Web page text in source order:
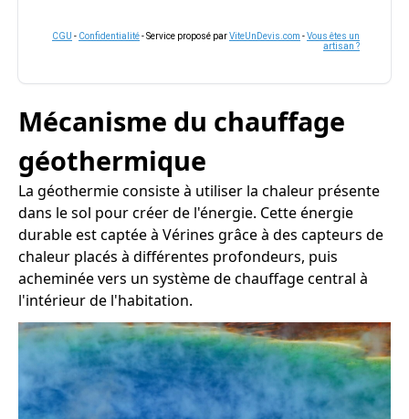
CGU - Confidentialité- Service proposé parViteUnDevis.com -Vous êtes un
artisan ?
Mécanisme du chauffage
géothermique
La géothermie consiste à utiliser la chaleur présente
dans le sol pour créer de l'énergie. Cette énergie
durable est captée à Vérines grâce à des capteurs de
chaleur placés à différentes profondeurs, puis
acheminée vers un système de chauffage central à
l'intérieur de l'habitation.